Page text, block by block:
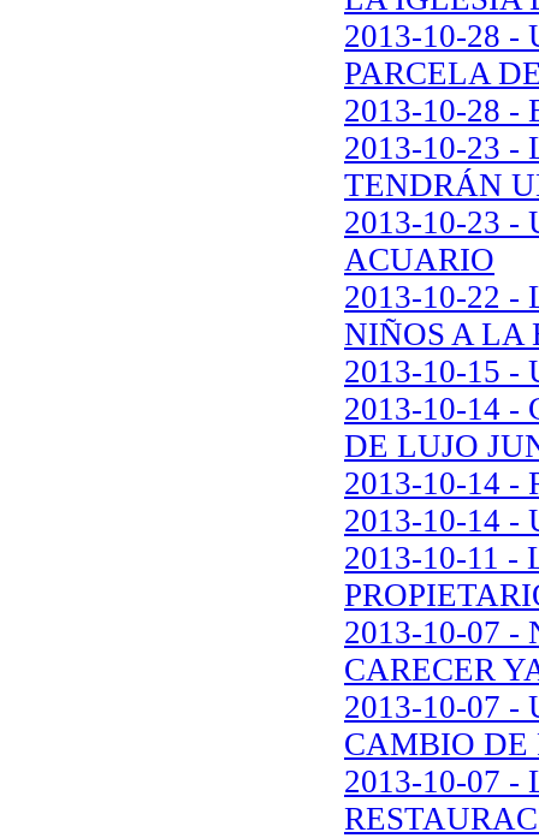
2013-10-28 -
PARCELA
2013-10-28 -
2013-10-23 -
TENDRÁN
2013-10-23 -
ACUARIO
2013-10-22 -
NIÑOS A LA
2013-10-15 -
2013-10-14 -
DE LUJO
2013-10-14 -
2013-10-14
2013-10-11 -
2013-10-07
CARECER
2013-10-07 -
CAMBIO DE
2013-10-07 -